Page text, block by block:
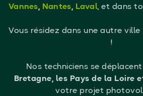
Vannes, Nantes, Laval, et dans
Vous résidez dans une autre ville
!
Nos techniciens se
Bretagne, les Pays de la Loire
votre projet